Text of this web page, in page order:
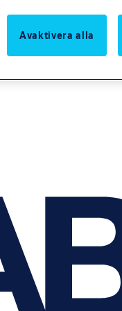
Avaktivera alla